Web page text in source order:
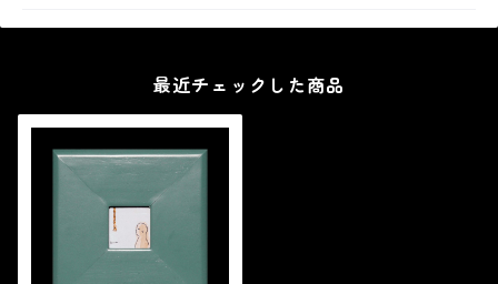
最近チェックした商品